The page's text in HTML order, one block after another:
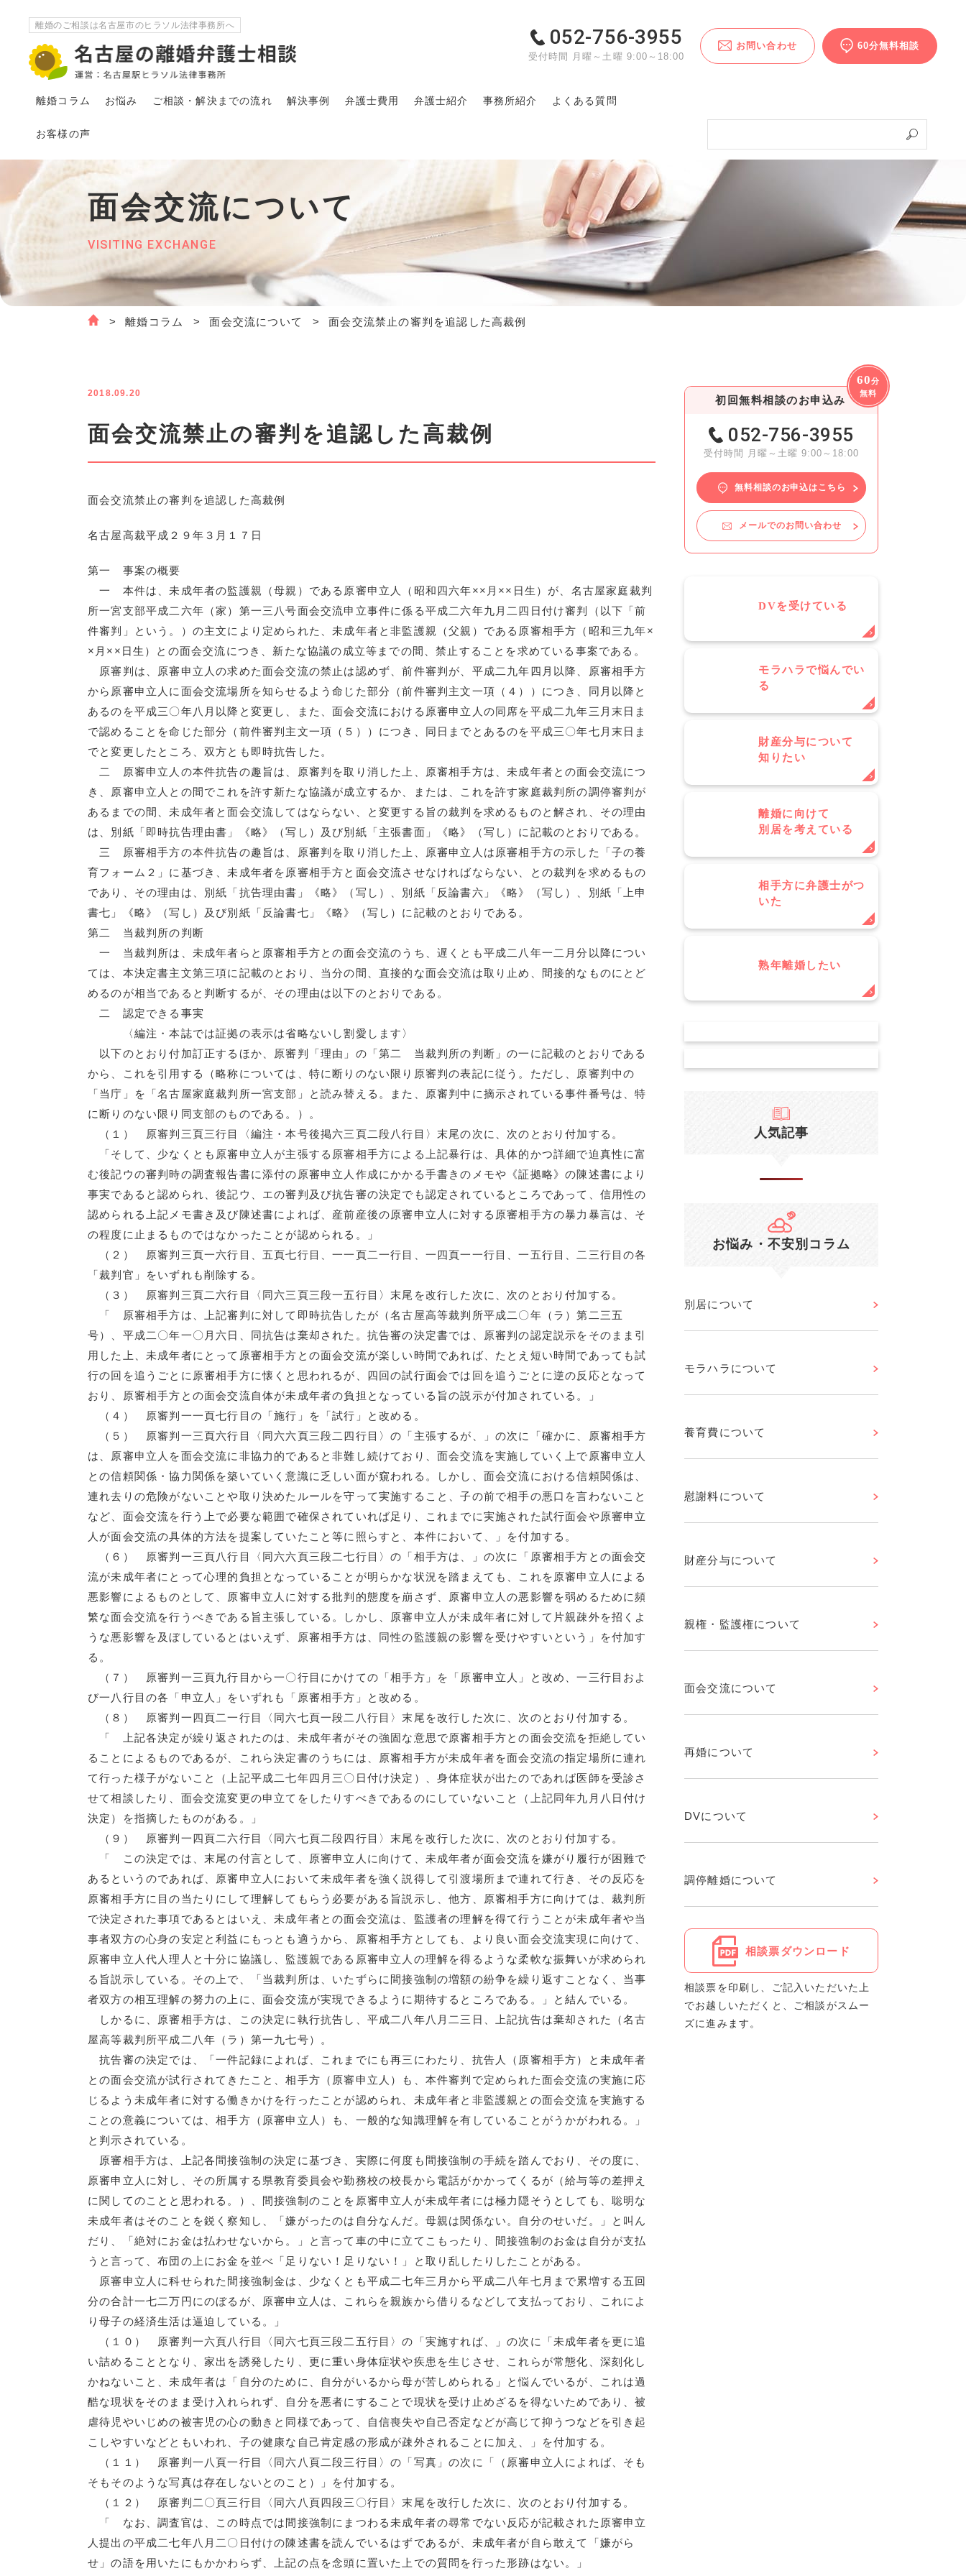
離婚のご相談は名古屋市のヒラソル法律事務所へ
離婚コラム お悩み ご相談・解決 までの流れ 解決事例 弁護士費用 弁護士紹介 事務所紹介 よくある質問
お客様の声
052-756-3955
受付時間 月曜～土曜 9:00～18:00
60分無料相談
お問い合わせ
面会交流について
VISITING EXCHANGE
離婚コラム 面会交流について 面会交流禁止の審判を追認した高裁例
2018.09.20
面会交流禁止の審判を追認した高裁例
面会交流禁止の審判を追認した高裁例
名古屋高裁平成２９年３月１７日
第一 事案の概要
一 本件は、未成年者の監護親（母親）である原審申立人（昭和四六年××月××日生）が、名古屋家庭裁判
所一宮支部平成二六年（家）第一三八号面会交流申立事件に係る平成二六年九月二四日付け審判（以下「前
件審判」という。）の主文により定められた、未成年者と非監護親（父親）である原審相手方（昭和三九年×
×月××日生）との面会交流につき、新たな協議の成立等までの間、禁止することを求めている事案である。
原審判は、原審申立人の求めた面会交流の禁止は認めず、前件審判が、平成二九年四月以降、原審相手方
から原審申立人に面会交流場所を知らせるよう命じた部分（前件審判主文一項（４））につき、同月以降と
あるのを平成三〇年八月以降と変更し、また、面会交流における原審申立人の同席を平成二九年三月末日ま
で認めることを命じた部分（前件審判主文一項（５））につき、同日までとあるのを平成三〇年七月末日ま
でと変更したところ、双方とも即時抗告した。
二 原審申立人の本件抗告の趣旨は、原審判を取り消した上、原審相手方は、未成年者との面会交流につ
き、原審申立人との間でこれを許す新たな協議が成立するか、または、これを許す家庭裁判所の調停審判が
あるまでの間、未成年者と面会交流してはならない、と変更する旨の裁判を求めるものと解され、その理由
は、別紙「即時抗告理由書」《略》（写し）及び別紙「主張書面」《略》（写し）に記載のとおりである。
三 原審相手方の本件抗告の趣旨は、原審判を取り消した上、原審申立人は原審相手方の示した「子の養
育フォーム２」に基づき、未成年者を原審相手方と面会交流させなければならない、との裁判を求めるもの
であり、その理由は、別紙「抗告理由書」《略》（写し）、別紙「反論書六」《略》（写し）、別紙「上申
書七」《略》（写し）及び別紙「反論書七」《略》（写し）に記載のとおりである。
第二 当裁判所の判断
一 当裁判所は、未成年者らと原審相手方との面会交流のうち、遅くとも平成二八年一二月分以降につい
ては、本決定書主文第三項に記載のとおり、当分の間、直接的な面会交流は取り止め、間接的なものにとど
めるのが相当であると判断するが、その理由は以下のとおりである。
二 認定できる事実
〈編注・本誌では証拠の表示は省略ないし割愛します〉
以下のとおり付加訂正するほか、原審判「理由」の「第二 当裁判所の判断」の一に記載のとおりである
から、これを引用する（略称については、特に断りのない限り原審判の表記に従う。ただし、原審判中の
「当庁」を「名古屋家庭裁判所一宮支部」と読み替える。また、原審判中に摘示されている事件番号は、特
に断りのない限り同支部のものである。）。
（１） 原審判三頁三行目〈編注・本号後掲六三頁二段八行目〉末尾の次に、次のとおり付加する。
「そして、少なくとも原審申立人が主張する原審相手方による上記暴行は、具体的かつ詳細で迫真性に富
む後記ウの審判時の調査報告書に添付の原審申立人作成にかかる手書きのメモや《証拠略》の陳述書により
事実であると認められ、後記ウ、エの審判及び抗告審の決定でも認定されているところであって、信用性の
認められる上記メモ書き及び陳述書によれば、産前産後の原審申立人に対する原審相手方の暴力暴言は、そ
の程度に止まるものではなかったことが認められる。」
（２） 原審判三頁一六行目、五頁七行目、一一頁二一行目、一四頁一一行目、一五行目、二三行目の各
「裁判官」をいずれも削除する。
（３） 原審判三頁二六行目〈同六三頁三段一五行目〉末尾を改行した次に、次のとおり付加する。
「 原審相手方は、上記審判に対して即時抗告したが（名古屋高等裁判所平成二〇年（ラ）第二三五
号）、平成二〇年一〇月六日、同抗告は棄却された。抗告審の決定書では、原審判の認定説示をそのまま引
用した上、未成年者にとって原審相手方との面会交流が楽しい時間であれば、たとえ短い時間であっても試
行の回を追うごとに原審相手方に懐くと思われるが、四回の試行面会では回を追うごとに逆の反応となって
おり、原審相手方との面会交流自体が未成年者の負担となっている旨の説示が付加されている。」
（４） 原審判一一頁七行目の「施行」を「試行」と改める。
（５） 原審判一三頁六行目〈同六六頁三段二四行目〉の「主張するが、」の次に「確かに、原審相手方
は、原審申立人を面会交流に非協力的であると非難し続けており、面会交流を実施していく上で原審申立人
との信頼関係・協力関係を築いていく意識に乏しい面が窺われる。しかし、面会交流における信頼関係は、
連れ去りの危険がないことや取り決めたルールを守って実施すること、子の前で相手の悪口を言わないこと
など、面会交流を行う上で必要な範囲で確保されていれば足り、これまでに実施された試行面会や原審申立
人が面会交流の具体的方法を提案していたこと等に照らすと、本件において、」を付加する。
（６） 原審判一三頁八行目〈同六六頁三段二七行目〉の「相手方は、」の次に「原審相手方との面会交
流が未成年者にとって心理的負担となっていることが明らかな状況を踏まえても、これを原審申立人による
悪影響によるものとして、原審申立人に対する批判的態度を崩さず、原審申立人の悪影響を弱めるために頻
繁な面会交流を行うべきである旨主張している。しかし、原審申立人が未成年者に対して片親疎外を招くよ
うな悪影響を及ぼしているとはいえず、原審相手方は、同性の監護親の影響を受けやすいという」を付加す
る。
（７） 原審判一三頁九行目から一〇行目にかけての「相手方」を「原審申立人」と改め、一三行目およ
び一八行目の各「申立人」をいずれも「原審相手方」と改める。
（８） 原審判一四頁二一行目〈同六七頁一段二八行目〉末尾を改行した次に、次のとおり付加する。
「 上記各決定が繰り返されたのは、未成年者がその強固な意思で原審相手方との面会交流を拒絶してい
ることによるものであるが、これら決定書のうちには、原審相手方が未成年者を面会交流の指定場所に連れ
て行った様子がないこと（上記平成二七年四月三〇日付け決定）、身体症状が出たのであれば医師を受診さ
せて相談したり、面会交流変更の申立てをしたりすべきであるのにしていないこと（上記同年九月八日付け
決定）を指摘したものがある。」
（９） 原審判一四頁二六行目〈同六七頁二段四行目〉末尾を改行した次に、次のとおり付加する。
「 この決定では、末尾の付言として、原審申立人に向けて、未成年者が面会交流を嫌がり履行が困難で
あるというのであれば、原審申立人において未成年者を強く説得して引渡場所まで連れて行き、その反応を
原審相手方に目の当たりにして理解してもらう必要がある旨説示し、他方、原審相手方に向けては、裁判所
で決定された事項であるとはいえ、未成年者との面会交流は、監護者の理解を得て行うことが未成年者や当
事者双方の心身の安定と利益にもっとも適うから、原審相手方としても、より良い面会交流実現に向けて、
原審申立人代人理人と十分に協議し、監護親である原審申立人の理解を得るような柔軟な振舞いが求められ
る旨説示している。その上で、「当裁判所は、いたずらに間接強制の増額の紛争を繰り返すことなく、当事
者双方の相互理解の努力の上に、面会交流が実現できるように期待するところである。」と結んでいる。
しかるに、原審相手方は、この決定に執行抗告し、平成二八年八月二三日、上記抗告は棄却された（名古
屋高等裁判所平成二八年（ラ）第一九七号）。
抗告審の決定では、「一件記録によれば、これまでにも再三にわたり、抗告人（原審相手方）と未成年者
との面会交流が試行されてきたこと、相手方（原審申立人）も、本件審判で定められた面会交流の実施に応
じるよう未成年者に対する働きかけを行ったことが認められ、未成年者と非監護親との面会交流を実施する
ことの意義については、相手方（原審申立人）も、一般的な知識理解を有していることがうかがわれる。」
と判示されている。
原審相手方は、上記各間接強制の決定に基づき、実際に何度も間接強制の手続を踏んでおり、その度に、
原審申立人に対し、その所属する県教育委員会や勤務校の校長から電話がかかってくるが（給与等の差押え
に関してのことと思われる。）、間接強制のことを原審申立人が未成年者には極力隠そうとしても、聡明な
未成年者はそのことを鋭く察知し、「嫌がったのは自分なんだ。母親は関係ない。自分のせいだ。」と叫ん
だり、「絶対にお金は払わせないから。」と言って車の中に立てこもったり、間接強制のお金は自分が支払
うと言って、布団の上にお金を並べ「足りない！足りない！」と取り乱したりしたことがある。
原審申立人に科せられた間接強制金は、少なくとも平成二七年三月から平成二八年七月まで累増する五回
分の合計一七二万円にのぼるが、原審申立人は、これらを親族から借りるなどして支払っており、これによ
り母子の経済生活は逼迫している。」
（１０） 原審判一六頁八行目〈同六七頁三段二五行目〉の「実施すれば、」の次に「未成年者を更に追
い詰めることとなり、家出を誘発したり、更に重い身体症状や疾患を生じさせ、これらが常態化、深刻化し
かねないこと、未成年者は「自分のために、自分がいるから母が苦しめられる」と悩んでいるが、これは過
酷な現状をそのまま受け入れられず、自分を悪者にすることで現状を受け止めざるを得ないためであり、被
虐待児やいじめの被害児の心の動きと同様であって、自信喪失や自己否定などが高じて抑うつなどを引き起
こしやすいなどともいわれ、子の健康な自己肯定感の形成が疎外されることに加え、」を付加する。
（１１） 原審判一八頁一行目〈同六八頁二段三行目〉の「写真」の次に「（原審申立人によれば、そも
そもそのような写真は存在しないとのこと）」を付加する。
（１２） 原審判二〇頁三行目〈同六八頁四段三〇行目〉末尾を改行した次に、次のとおり付加する。
「 なお、調査官は、この時点では間接強制にまつわる未成年者の尋常でない反応が記載された原審申立
人提出の平成二七年八月二〇日付けの陳述書を読んでいるはずであるが、未成年者が自ら敢えて「嫌がら
せ」の語を用いたにもかかわらず、上記の点を念頭に置いた上での質問を行った形跡はない。」
60分
無料
初回無料相談のお申込み
052-756-3955
受付時間 月曜～土曜 9:00～18:00
無料相談のお申込はこちら
メールでのお問い合わせ
DVを受けている
モラハラで悩んでい
る
財産分与について
知りたい
離婚に向けて
別居を考えている
相手方に弁護士がつ
いた
熟年離婚したい
人気記事
お悩み・不安別コラム
別居について
モラハラについて
養育費について
慰謝料について
財産分与について
親権・監護権について
面会交流について
再婚について
DVについて
調停離婚について
相談票ダウンロード
相談票を印刷し、ご記入いただいた上
でお越しいただくと、ご相談がスムー
ズに進みます。